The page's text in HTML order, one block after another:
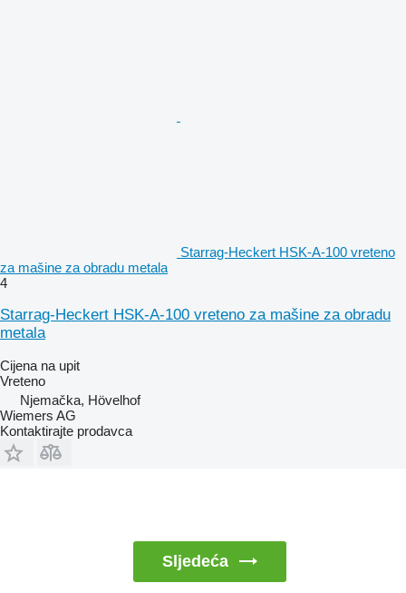
Starrag-Heckert HSK-A-100 vreteno
za mašine za obradu metala
4
Starrag-Heckert HSK-A-100 vreteno za mašine za obradu
metala
Cijena na upit
Vreteno
Njemačka, Hövelhof
Wiemers AG
Kontaktirajte prodavca
Sljedeća